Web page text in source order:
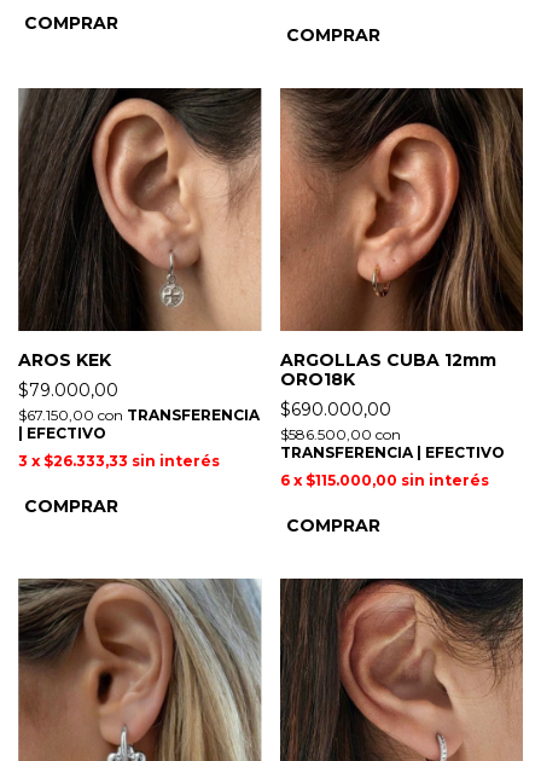
AROS KEK
$79.000,00
$67.150,00 con TRANSFERENCIA
| EFECTIVO
3 x $26.333,33 sin interés
ARGOLLAS CUBA 12mm
ORO18K
$690.000,00
$586.500,00 con
TRANSFERENCIA | EFECTIVO
6 x $115.000,00 sin interés